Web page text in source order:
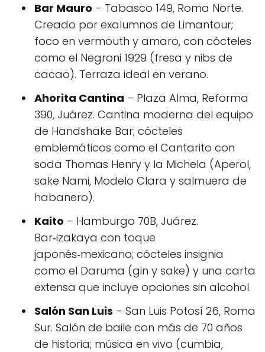
Bar Mauro – Tabasco 149, Roma Norte.
Creado por exalumnos de Limantour;
foco en vermouth y amaro, con cócteles
como el Negroni 1929 (fresa y nibs de
cacao). Terraza ideal en verano.
Ahorita Cantina – Plaza Alma, Reforma
390, Juárez. Cantina moderna del equipo
de Handshake Bar; cócteles
emblemáticos como el Cantarito con
soda Thomas Henry y la Michela (Aperol,
sake Nami, Modelo Clara y salmuera de
habanero).
Kaito – Hamburgo 70B, Juárez.
Bar‑izakaya con toque
japonés‑mexicano; cócteles insignia
como el Daruma (gin y sake) y una carta
extensa que incluye opciones sin alcohol.
Salón San Luis – San Luis Potosí 26, Roma
Sur. Salón de baile con más de 70 años
de historia; música en vivo (cumbia,